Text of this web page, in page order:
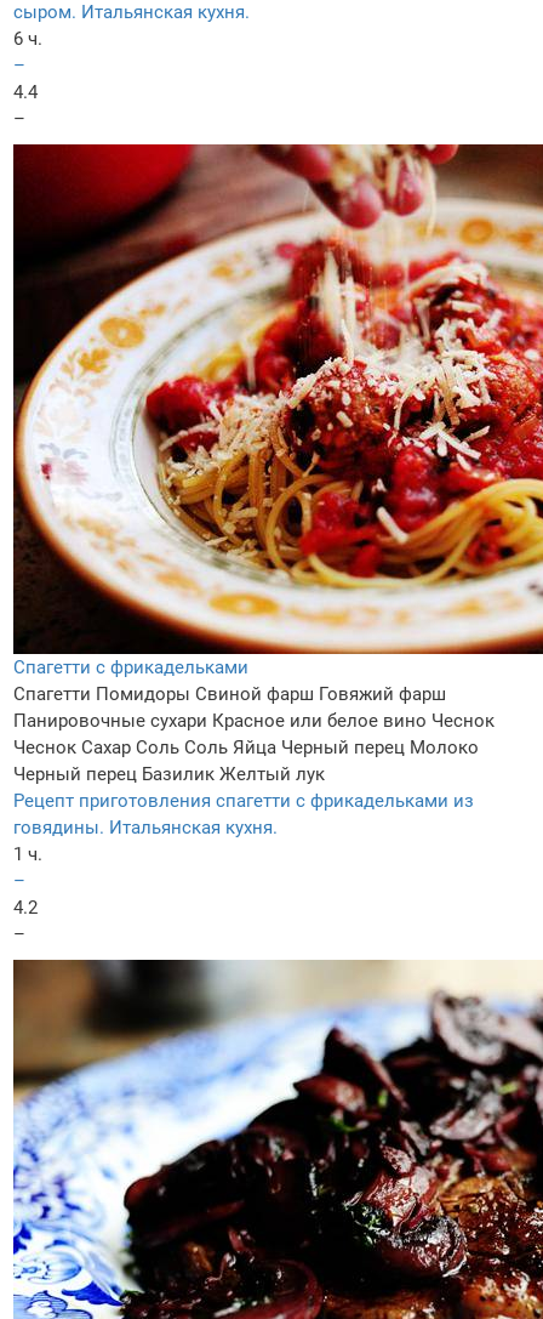
сыром. Итальянская кухня.
6 ч.
–
4.4
–
Спагетти с фрикадельками
Спагетти Помидоры Свиной фарш Говяжий фарш
Панировочные сухари Красное или белое вино Чеснок
Чеснок Сахар Соль Соль Яйца Черный перец Молоко
Черный перец Базилик Желтый лук
Рецепт приготовления спагетти с фрикадельками из
говядины. Итальянская кухня.
1 ч.
–
4.2
–